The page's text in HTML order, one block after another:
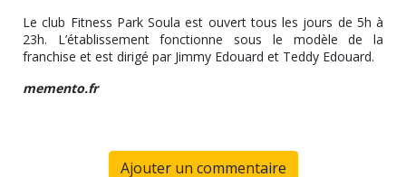
Le club Fitness Park Soula est ouvert tous les jours de 5h à
23h. L’établissement fonctionne sous le modèle de la
franchise et est dirigé par Jimmy Edouard et Teddy Edouard.
memento.fr
Ajouter un commentaire